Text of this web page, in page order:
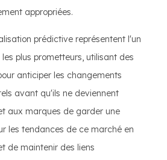
appropriées.
prédictive représentent l'un
plus prometteurs, utilisant des
anticiper les changements
avant qu'ils ne deviennent
aux marques de garder une
les tendances de ce marché en
de maintenir des liens